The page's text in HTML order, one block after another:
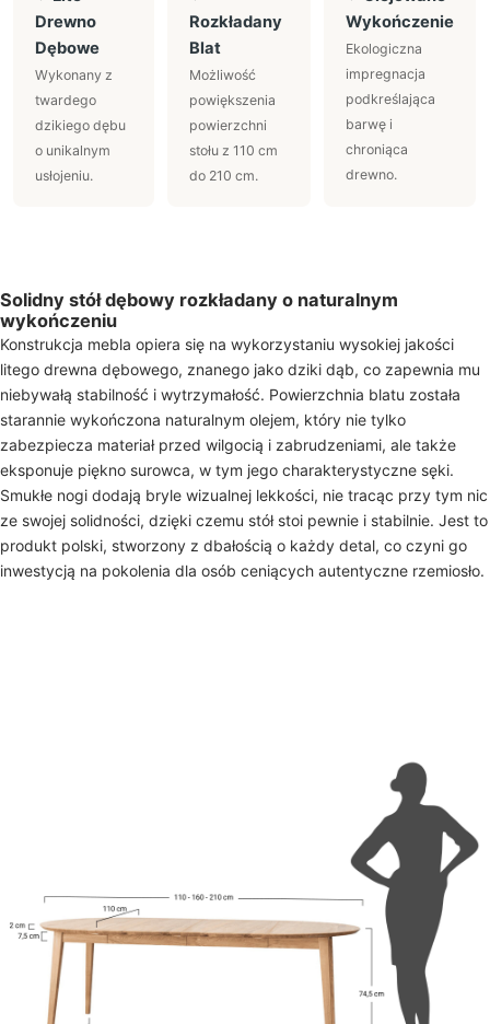
Drewno
Dębowe
Wykonany z
twardego
dzikiego dębu
o unikalnym
usłojeniu.
Rozkładany
Blat
Możliwość
powiększenia
powierzchni
stołu z 110 cm
do 210 cm.
Wykończenie
Ekologiczna
impregnacja
podkreślająca
barwę i
chroniąca
drewno.
Solidny stół dębowy rozkładany o naturalnym
wykończeniu
Konstrukcja mebla opiera się na wykorzystaniu wysokiej jakości
litego drewna dębowego, znanego jako dziki dąb, co zapewnia mu
niebywałą stabilność i wytrzymałość. Powierzchnia blatu została
starannie wykończona naturalnym olejem, który nie tylko
zabezpiecza materiał przed wilgocią i zabrudzeniami, ale także
eksponuje piękno surowca, w tym jego charakterystyczne sęki.
Smukłe nogi dodają bryle wizualnej lekkości, nie tracąc przy tym nic
ze swojej solidności, dzięki czemu stół stoi pewnie i stabilnie. Jest to
produkt polski, stworzony z dbałością o każdy detal, co czyni go
inwestycją na pokolenia dla osób ceniących autentyczne rzemiosło.